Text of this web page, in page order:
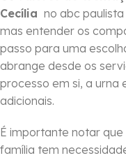
Cecília no abc
mas entender os
passo para uma
abrange desde os
processo em si, a urna
adicionais.
É importante notar
família tem